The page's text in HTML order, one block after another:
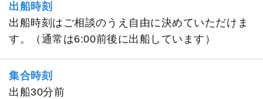
出船時刻
出船時刻はご相談のうえ自由に決めていただけま
す。（通常は6:00前後に出船しています）
集合時刻
出船30分前